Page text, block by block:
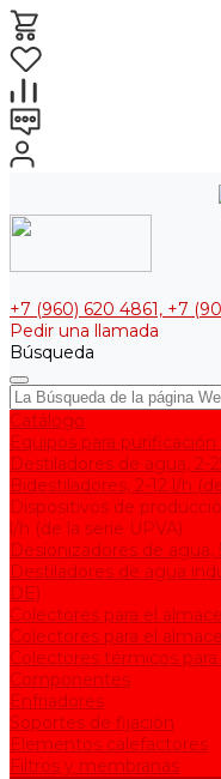
+7 (960) 620 4861, +7
Pedir una llamada
Búsqueda
Catálogo
Equipos para
Destiladores de agua, 2-
Bidestiladores, 2-12 l/h
Dispositivos de
l/h (de la serie UPVA)
Desionizadores de agua,
Destiladores de agua
DE)
Colectores para el
Colectores para el
Colectores térmicos
Componentes
Enfriadores
Soportes de fijación
Elementos calefactores
Filtros y membranas